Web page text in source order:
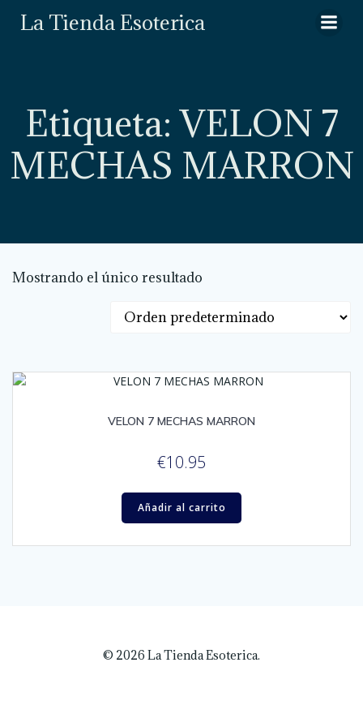
al
La Tienda Esoterica
Etiqueta: VELON 7
MECHAS MARRON
Mostrando el único resultado
VELON 7 MECHAS MARRON
€10.95
Añadir al carrito
© 2026 La Tienda Esoterica.